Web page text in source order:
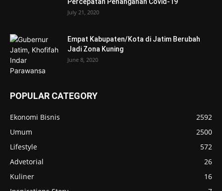
July 21, 2020
Empat Kabupaten/Kota di Jatim Berubah
Jadi Zona Kuning
June 8, 2020
POPULAR CATEGORY
Ekonomi Bisnis
2592
Umum
2500
Lifestyle
572
Advetorial
26
Kuliner
16